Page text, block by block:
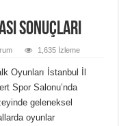
Sonuçları
1,635 İzleme
Oyunları İstanbul İl
Spor Salonu’nda
geleneksel
oyunlar